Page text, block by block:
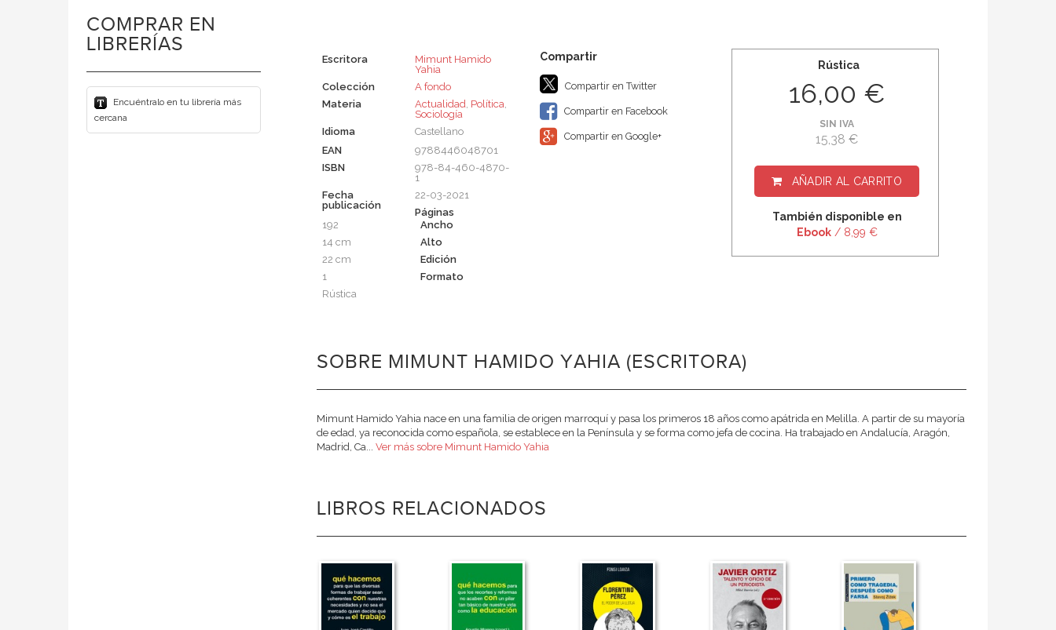
COMPRAR EN
LIBRERÍAS
Encuéntralo en tu librería más
cercana
Escritora
Mimunt Hamido
Yahia
Colección
A fondo
Materia
Actualidad, Política,
Sociología
Idioma
Castellano
EAN
9788446048701
ISBN
978-84-460-4870-
1
Fecha
publicación
22-03-2021
Páginas
192
Ancho
14 cm
Alto
22 cm
Edición
1
Formato
Rústica
Compartir en Twitter
Compartir en Facebook
Compartir en Google+
Rústica
16,00 €
SIN IVA
15,38 €
AÑADIR AL CARRITO
También disponible en
Ebook/ 8,99 €
SOBRE MIMUNT HAMIDO YAHIA (ESCRITORA)
Mimunt Hamido Yahia nace en una familia de origen marroquí y pasa los primeros 18 años como apátrida en Melilla. A partir de su mayoría
de edad, ya reconocida como española, se establece en la Península y se forma como jefa de cocina. Ha trabajado en Andalucía, Aragón,
Madrid, Ca... Ver más sobre Mimunt Hamido Yahia
LIBROS RELACIONADOS